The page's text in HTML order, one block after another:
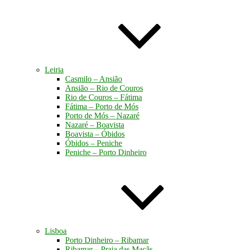
Leiria
Casmilo – Ansião
Ansião – Rio de Couros
Rio de Couros – Fátima
Fátima – Porto de Mós
Porto de Mós – Nazaré
Nazaré – Boavista
Boavista – Óbidos
Óbidos – Peniche
Peniche – Porto Dinheiro
Lisboa
Porto Dinheiro – Ribamar